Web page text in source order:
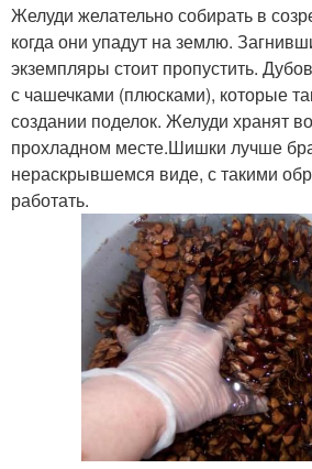
Желуди желательно собирать в
когда они упадут на землю.
экземпляры стоит пропустить.
с чашечками (плюсками), которые
создании поделок. Желуди хранят
прохладном месте.Шишки лучше
нераскрывшемся виде, с такими
работать.